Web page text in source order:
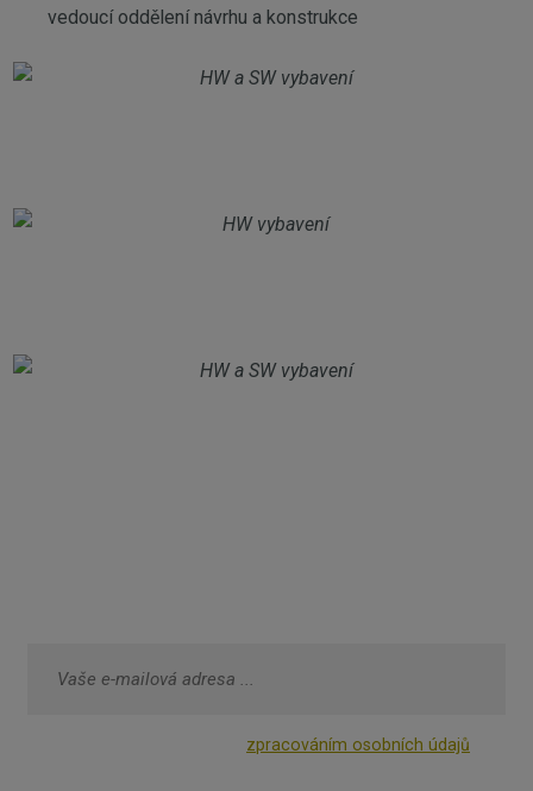
vedoucí oddělení návrhu a konstrukce
zpracováním osobních údajů